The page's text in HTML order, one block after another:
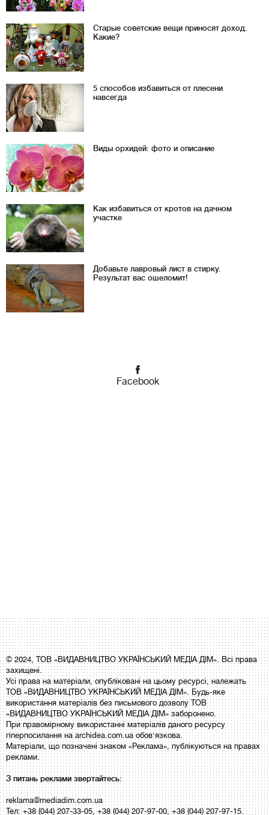
Старые советские вещи приносят доход.
Какие?
5 способов избавиться от плесени
навсегда
Виды орхидей: фото и описание
Как избавиться от кротов на дачном
участке
Добавьте лавровый лист в стирку.
Результат вас ошеломит!
Facebook
© 2024, ТОВ «ВИДАВНИЦТВО УКРАЇНСЬКИЙ МЕДІА ДІМ». Всі права
захищені.
Усі права на матеріали, опубліковані на цьому ресурсі, належать
ТОВ «ВИДАВНИЦТВО УКРАЇНСЬКИЙ МЕДІА ДІМ». Будь-яке
використання матеріалів без письмового дозволу ТОВ
«ВИДАВНИЦТВО УКРАЇНСЬКИЙ МЕДІА ДІМ» заборонено.
При правомірному використанні матеріалів даного ресурсу
гіперпосилання на archidea.com.ua обов'язкова.
Матеріали, що позначені знаком «Реклама», публікуються на правах
реклами.
З питань реклами звертайтесь:
reklama@mediadim.com.ua
Тел: +38 (044) 207-33-05, +38 (044) 207-97-00, +38 (044) 207-97-15.